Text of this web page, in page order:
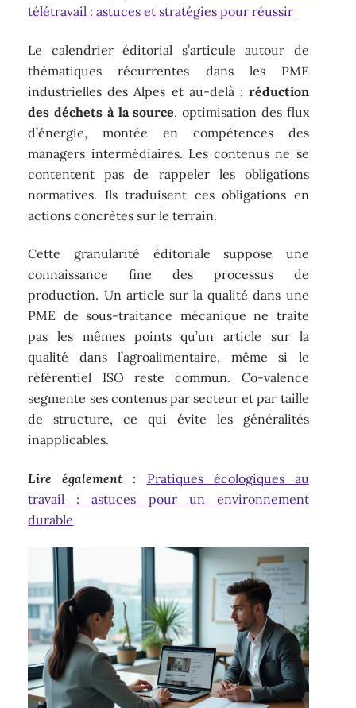
télétravail : astuces et stratégies pour réussir
Le calendrier éditorial s’articule autour de
thématiques récurrentes dans les PME
industrielles des Alpes et au-delà : réduction
des déchets à la source, optimisation des flux
d’énergie, montée en compétences des
managers intermédiaires. Les contenus ne se
contentent pas de rappeler les obligations
normatives. Ils traduisent ces obligations en
actions concrètes sur le terrain.
Cette granularité éditoriale suppose une
connaissance fine des processus de
production. Un article sur la qualité dans une
PME de sous-traitance mécanique ne traite
pas les mêmes points qu’un article sur la
qualité dans l’agroalimentaire, même si le
référentiel ISO reste commun. Co-valence
segmente ses contenus par secteur et par taille
de structure, ce qui évite les généralités
inapplicables.
Lire également :
Pratiques écologiques au
travail : astuces pour un environnement
durable